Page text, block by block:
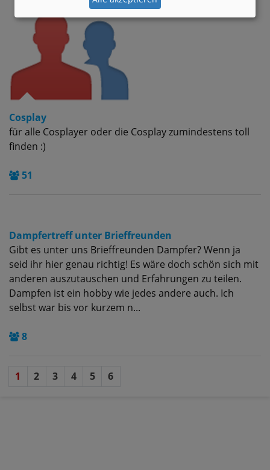
Cosplay
für alle Cosplayer oder die Cosplay zumindestens toll
finden :)
51
Dampfertreff unter Brieffreunden
Gibt es unter uns Brieffreunden Dampfer? Wenn ja
seid ihr hier genau richtig! Es wäre doch schön sich mit
anderen auszutauschen und Erfahrungen zu teilen.
Dampfen ist ein hobby wie jedes andere auch. Ich
selbst war bis vor kurzem n...
8
1 2 3 4 5 6